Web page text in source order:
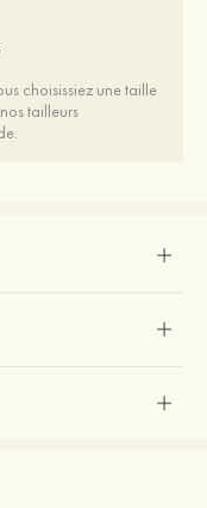
choisissiez une taille
tailleurs